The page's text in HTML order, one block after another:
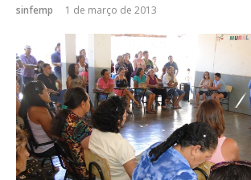
sinfemp 1 de março de 2013